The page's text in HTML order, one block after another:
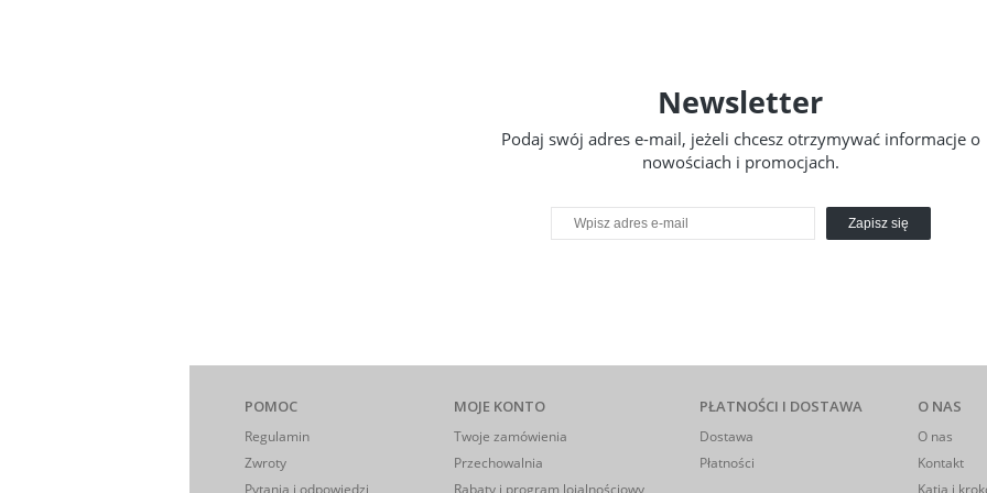
Newsletter
Podaj swój adres e-mail, jeżeli chcesz otrzymywać informacje o
nowościach i promocjach.
Zapisz się
POMOC
Regulamin
Zwroty
Pytania i odpowiedzi
MOJE KONTO
Twoje zamówienia
Przechowalnia
Rabaty i program lojalnościowy
PŁATNOŚCI I DOSTAWA
Dostawa
Płatności
O NAS
O nas
Kontakt
Katia i